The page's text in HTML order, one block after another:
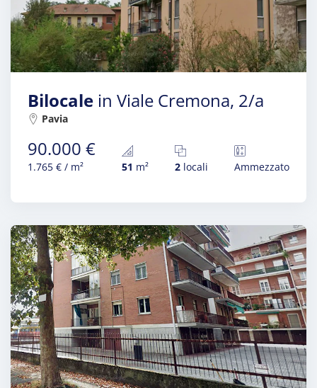
Bilocale in Viale Cremona, 2/a
Pavia
90.000 €
1.765 € / m² 51 m² 2 locali Ammezzato